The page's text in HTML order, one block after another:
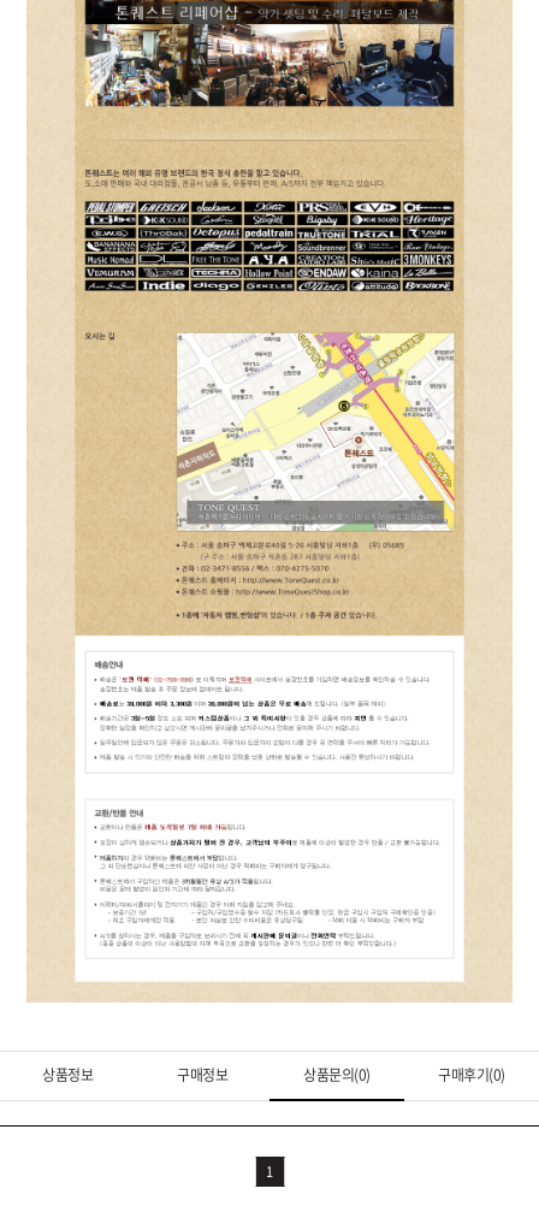
상품정보 구매정보 상품문의(0) 구매후기(0)
1